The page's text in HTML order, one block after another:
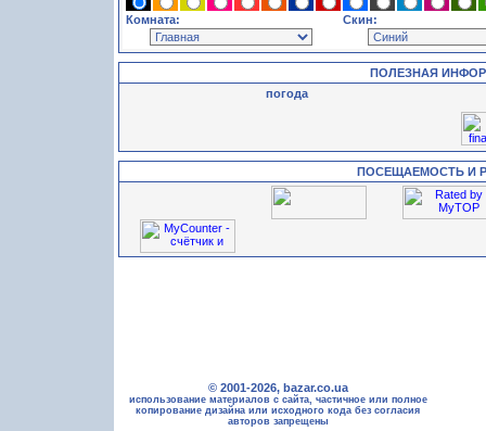
Комната: Скин:
ПОЛЕЗНАЯ
погода
ПОСЕЩАЕМОСТЬ И
© 2001-2026, bazar.co.ua
использование материалов с сайта, частичное или полное
копирование дизайна или исходного кода без согласия
авторов запрещены